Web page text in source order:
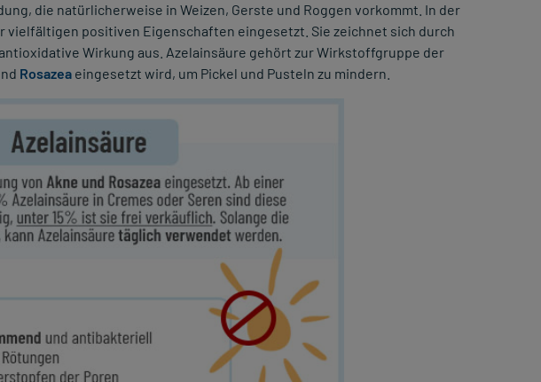
die natürlicherweise in Weizen, Gerste und Roggen vorkommt. In der
vielfältigen positiven Eigenschaften eingesetzt. Sie zeichnet sich durch
Wirkung aus. Azelainsäure gehört zur Wirkstoffgruppe der
Rosazea eingesetzt wird, um Pickel und Pusteln zu mindern.